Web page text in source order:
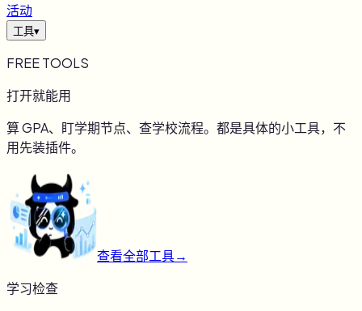
活动
工具▾
FREE TOOLS
打开就能用
算 GPA、盯学期节点、查学校流程。都是具体的小工具，不
用先装插件。
查看全部工具→
学习检查